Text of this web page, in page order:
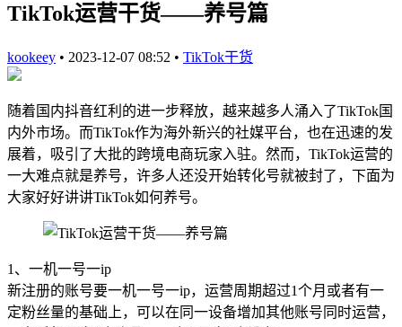
TikTok运营干货——养号篇
kookeey • 2023-12-07 08:52 • TikTok干货
随着国内抖音红利的进一步释放，越来越多人涌入了TikTok国
内外市场。而TikTok作为海外新兴的社媒平台，也在迅速的发
展着，吸引了大批的跨境电商玩家入驻。然而，TikTok运营的
一大难点就是养号，许多人还没开始转化号就被封了，下面为
大家好好讲讲TikTok如何养号。
1、一机一号一ip
新注册的账号要一机一号一ip，运营周期超过1个月或者有一
定粉丝量的基础上，可以在同一设备增加其他账号同时运营，